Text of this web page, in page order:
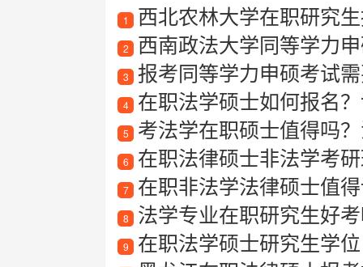
1 西北农林大学在职研究
2 西南政法大学同等学力
3 报考同等学力申硕考试需要
4 在职法学硕士如何报名
5 考法学在职硕士值得吗？
6 在职法律硕士非法学考
7 在职非法学法律硕士值
8 法学专业在职研究生好
9 在职法学硕士研究生学位